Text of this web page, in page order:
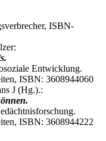
ISBN-
Entwicklung.
ISBN: 3608944060
J (Hg.).:
ISBN: 3608944222